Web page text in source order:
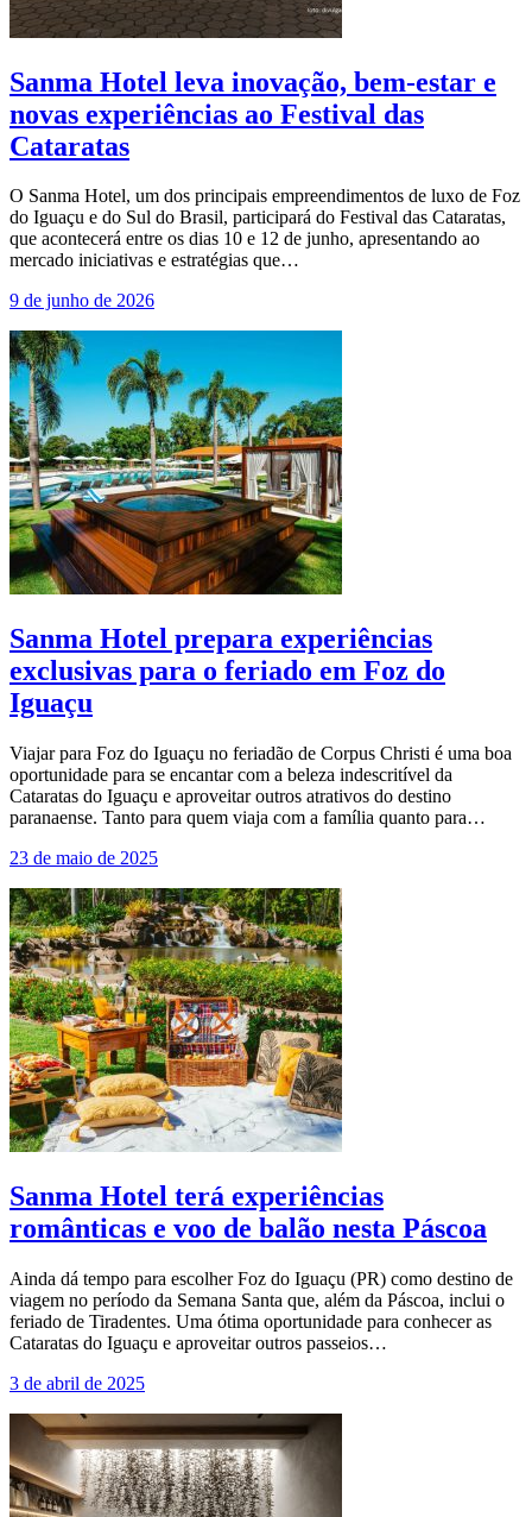
Sanma Hotel leva inovação, bem-estar e
novas experiências ao Festival das
Cataratas
O Sanma Hotel, um dos principais empreendimentos de luxo de Foz
do Iguaçu e do Sul do Brasil, participará do Festival das Cataratas,
que acontecerá entre os dias 10 e 12 de junho, apresentando ao
mercado iniciativas e estratégias que…
9 de junho de 2026
Sanma Hotel prepara experiências
exclusivas para o feriado em Foz do
Iguaçu
Viajar para Foz do Iguaçu no feriadão de Corpus Christi é uma boa
oportunidade para se encantar com a beleza indescritível da
Cataratas do Iguaçu e aproveitar outros atrativos do destino
paranaense. Tanto para quem viaja com a família quanto para…
23 de maio de 2025
Sanma Hotel terá experiências
românticas e voo de balão nesta Páscoa
Ainda dá tempo para escolher Foz do Iguaçu (PR) como destino de
viagem no período da Semana Santa que, além da Páscoa, inclui o
feriado de Tiradentes. Uma ótima oportunidade para conhecer as
Cataratas do Iguaçu e aproveitar outros passeios…
3 de abril de 2025